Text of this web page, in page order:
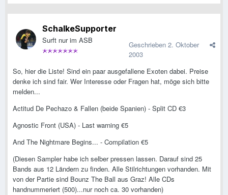
SchalkeSupporter
Surft nur im ASB Geschrieben 2. Oktober
2003
So, hier die Liste! Sind ein paar ausgefallene Exoten dabei. Preise
denke ich sind fair. Wer Interesse oder Fragen hat, möge sich bitte
melden...
Actitud De Pechazo & Fallen (beide Spanien) - Split CD €3
Agnostic Front (USA) - Last warning €5
And The Nightmare Begins... - Compilation €5
(Diesen Sampler habe ich selber pressen lassen. Darauf sind 25
Bands aus 12 Ländern zu finden. Alle Stilrichtungen vorhanden. Mit
von der Partie sind Bounz The Ball aus Graz! Alle CDs
handnummeriert (500)...nur noch ca. 30 vorhanden)